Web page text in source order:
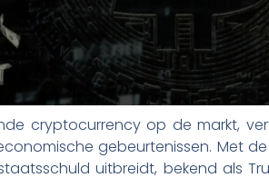
cryptocurrency op de markt,
gebeurtenissen. Met
uitbreidt, bekend als